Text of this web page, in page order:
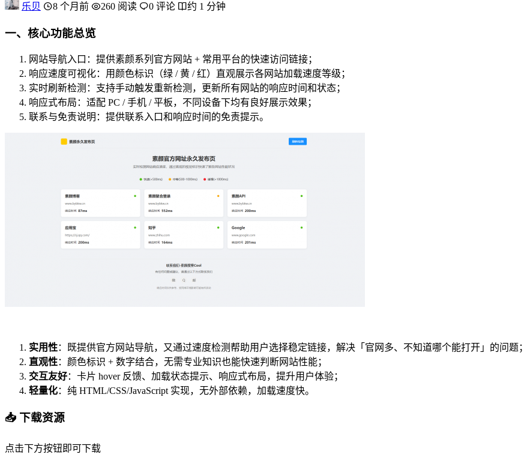
乐贝 8 个月前 260 阅读 0 评论 约 1 分钟
一、核心功能总览
网站导航入口：提供素颜系列官方网站 + 常用平台的快速访问链接；
响应速度可视化：用颜色标识（绿 / 黄 / 红）直观展示各网站加载速度等级；
实时刷新检测：支持手动触发重新检测，更新所有网站的响应时间和状态；
响应式布局：适配 PC / 手机 / 平板，不同设备下均有良好展示效果；
联系与免责说明：提供联系入口和响应时间的免责提示。
实用性：既提供官方网站导航，又通过速度检测帮助用户选择稳定链接，解决「官网多、不知道哪个能打开」的问题；
直观性：颜色标识 + 数字结合，无需专业知识也能快速判断网站性能；
交互友好：卡片 hover 反馈、加载状态提示、响应式布局，提升用户体验；
轻量化：纯 HTML/CSS/JavaScript 实现，无外部依赖，加载速度快。
📥 下载资源
点击下方按钮即可下载